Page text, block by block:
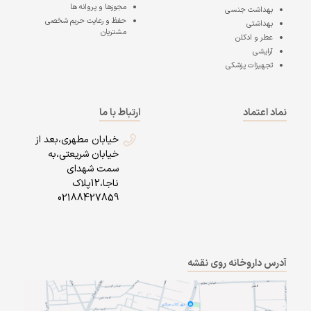
بهداشت جنسی
بهداشتی
عطر و ادکلن
آرایشی
تجهیزات پزشکی
مجوزها و پروانه ها
حفظ و رعایت حریم شخصی
مشتریان
نماد اعتماد
ارتباط با ما
خیابان مطهری،بعد از
خیابان شریعتی،به
سمت شهدای
ناجا،12پلاک
02188427859
آدرس داروخانه روی نقشه